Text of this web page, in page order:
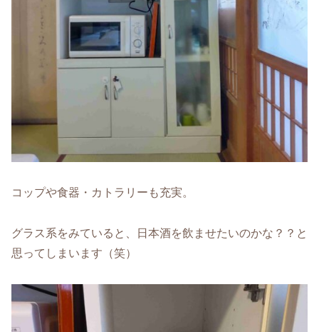
コップや食器・カトラリーも充実。
グラス系をみていると、日本酒を飲ませたいのかな？？と
思ってしまいます（笑）